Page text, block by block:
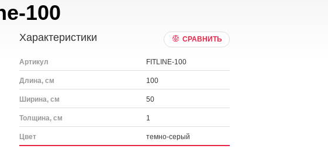
100
Характеристики СРАВНИТЬ
Артикул FITLINE-100
Длина, см 100
Ширина, см 50
Толщина, см 1
Цвет темно-серый